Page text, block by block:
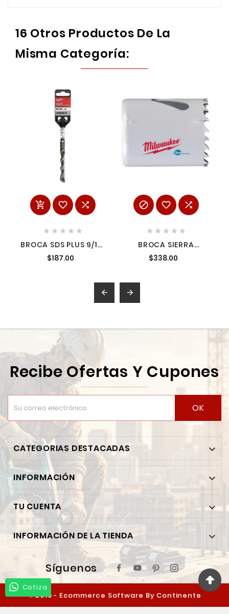
16 Otros Productos De La
Misma Categoría:
  
    
BROCA SDS PLUS 9/16"
X 6" 2C
$187.00
  
    
BROCA SIERRA
ENDURECIDA ICE DE 1
7/8" MILWAUKEE
$338.00
 
Recibe Ofertas Y Cupones
OK
CATEGORIAS DESTACADAS 
INFORMACIÓN 
TU CUENTA 
INFORMACIÓN DE LA TIENDA 
Síguenos
© 2019 - Ecommerce Software By Continente
Ferretero™
Cotiza